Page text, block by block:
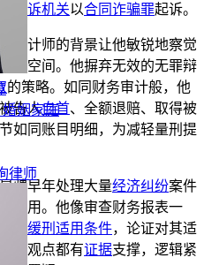
公诉机关以合同诈骗罪起诉。
会计师的背景让他敏锐地察觉
从轻空间。他摒弃无效的无罪辩
的策略。如同财务审计般，他
告人自首、全额退赔、取得被
如同账目明细，为减轻量刑提
骋早年处理大量经济纠纷案件
作用。他像审查财务报表一
合 缓刑适用条件，论证对其适
个观点都有证据支撑，逻辑紧
姻家庭
律师